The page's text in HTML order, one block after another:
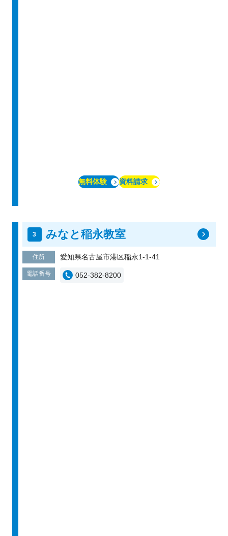
無料体験 資料請求
みなと稲永教室
住所 愛知県名古屋市港区稲永1-1-41
電話番号 052-382-8200